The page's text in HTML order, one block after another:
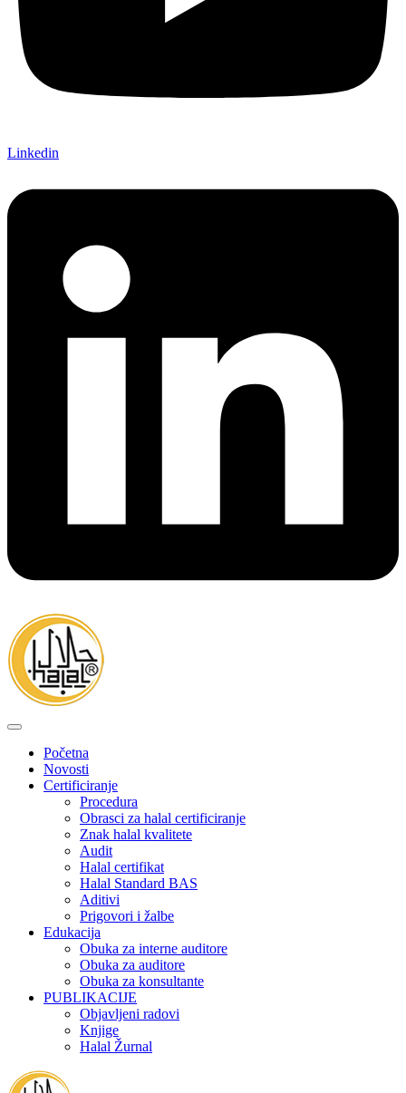
Linkedin
Početna
Novosti
Certificiranje
Procedura
Obrasci za halal certificiranje
Znak halal kvalitete
Audit
Halal certifikat
Halal Standard BAS
Aditivi
Prigovori i žalbe
Edukacija
Obuka za interne auditore
Obuka za auditore
Obuka za konsultante
PUBLIKACIJE
Objavljeni radovi
Knjige
Halal Žurnal